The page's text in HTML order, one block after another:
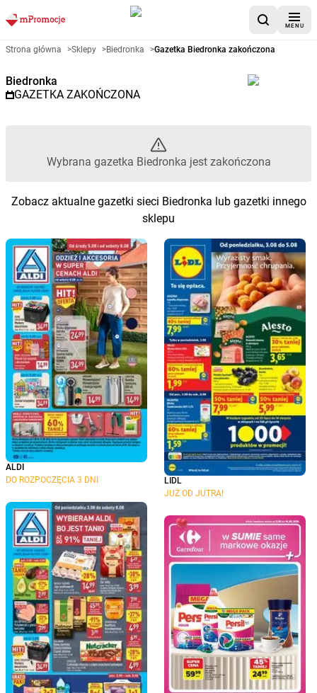
MENU
Gazetka promocyjna
Strona główna >Sklepy >Biedronka >Gazetka Biedronka zakończona
Biedronka
GAZETKA ZAKOŃCZONA
Wybrana gazetka Biedronka jest zakończona
Zobacz aktualne gazetki sieci Biedronka lub gazetki innego
sklepu
ALDI
DO ROZPOCZĘCIA 3 DNI
LIDL
JUŻ OD JUTRA!